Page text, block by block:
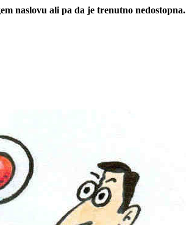
naslovu ali pa da je trenutno nedostopna.